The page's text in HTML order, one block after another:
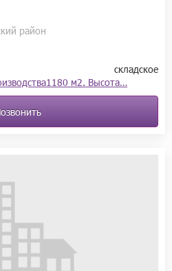
район
складское
м2. Высота…